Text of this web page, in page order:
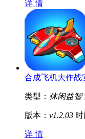
详 情
合成飞机大作战
类型： 休闲益智
版本： v1.2.03 时
详 情